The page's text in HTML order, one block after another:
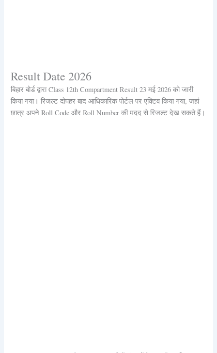
Result Date 2026
बिहार बोर्ड द्वारा Class 12th Compartment Result 23 मई 2026 को जारी
किया गया। रिजल्ट दोपहर बाद आधिकारिक पोर्टल पर एक्टिव किया गया, जहां
छात्र अपने Roll Code और Roll Number की मदद से रिजल्ट देख सकते हैं।